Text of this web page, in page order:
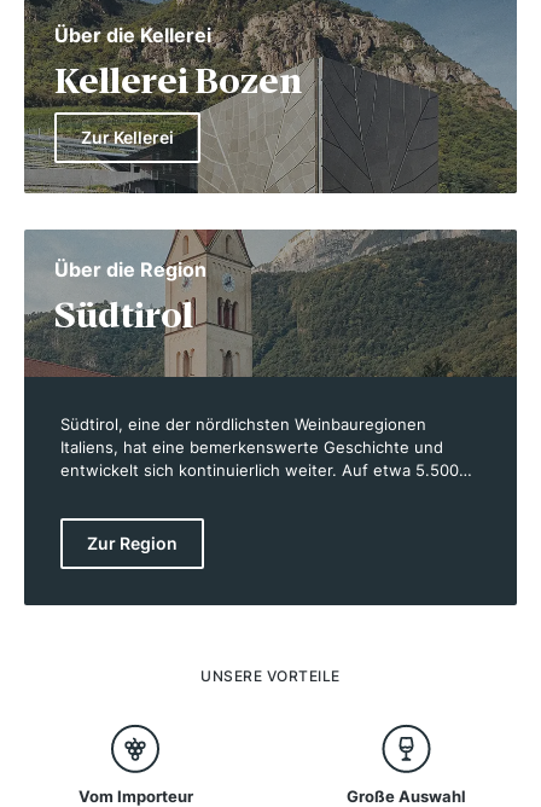
Über die Kellerei
Kellerei Bozen
Zur Kellerei
Über die Region
Südtirol
Südtirol, eine der nördlichsten Weinbauregionen
Italiens, hat eine bemerkenswerte Geschichte und
entwickelt sich kontinuierlich weiter. Auf etwa 5.500
die von der einzigartigen Geographie und dem
besonderen Klima der Region profitieren. Die
verleiht. Das kontinentale Klima mit kalten Wintern und
Lagrein. Die Weißweine zeichnen sich durch ihre
und Eleganz überzeugen.
Zur Region
UNSERE VORTEILE
Vom Importeur
Große Auswahl